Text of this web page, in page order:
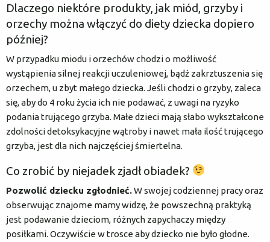
Dlaczego niektóre produkty, jak miód, grzyby i
orzechy można włączyć do diety dziecka dopiero
później?
W przypadku miodu i orzechów chodzi o możliwość
wystąpienia silnej reakcji uczuleniowej, bądź zakrztuszenia się
orzechem, u zbyt małego dziecka. Jeśli chodzi o grzyby, zaleca
się, aby do 4 roku życia ich nie podawać, z uwagi na ryzyko
podania trującego grzyba. Małe dzieci mają słabo wykształcone
zdolności detoksykacyjne wątroby i nawet mała ilość trującego
grzyba, jest dla nich najczęściej śmiertelna.
Co zrobić by niejadek zjadł obiadek?
Pozwolić dziecku zgłodnieć.W swojej codziennej pracy oraz
obserwując znajome mamy widzę, że powszechną praktyką
jest podawanie dzieciom, różnych zapychaczy między
posiłkami. Oczywiście w trosce aby dziecko nie było głodne.